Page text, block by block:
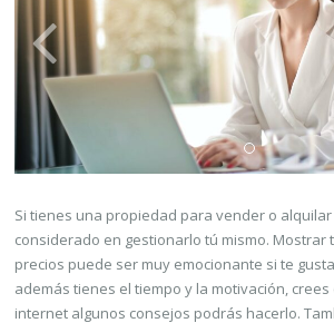
Si tienes una propiedad para vender o
considerado en gestionarlo tú mismo. Mostrar
precios puede ser muy emocionante si te
además tienes el tiempo y la motivación,
internet algunos consejos podrás hacerlo.